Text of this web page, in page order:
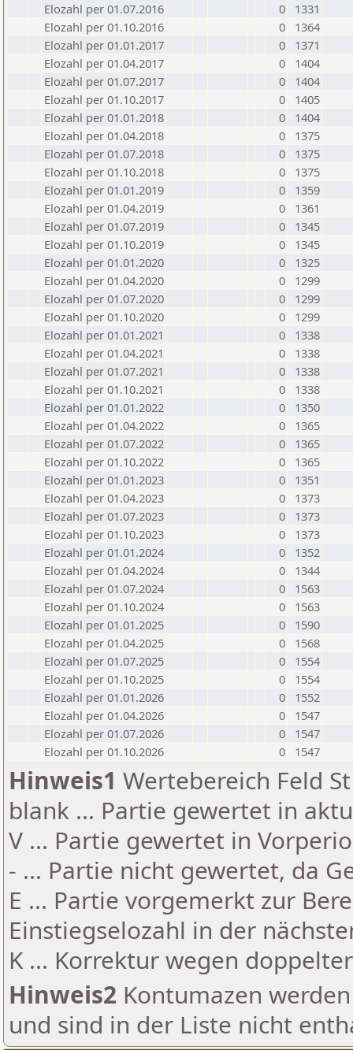
Elozahl per 01.07.2016
0
1331
Elozahl per 01.10.2016
0
1364
Elozahl per 01.01.2017
0
1371
Elozahl per 01.04.2017
0
1404
Elozahl per 01.07.2017
0
1404
Elozahl per 01.10.2017
0
1405
Elozahl per 01.01.2018
0
1404
Elozahl per 01.04.2018
0
1375
Elozahl per 01.07.2018
0
1375
Elozahl per 01.10.2018
0
1375
Elozahl per 01.01.2019
0
1359
Elozahl per 01.04.2019
0
1361
Elozahl per 01.07.2019
0
1345
Elozahl per 01.10.2019
0
1345
Elozahl per 01.01.2020
0
1325
Elozahl per 01.04.2020
0
1299
Elozahl per 01.07.2020
0
1299
Elozahl per 01.10.2020
0
1299
Elozahl per 01.01.2021
0
1338
Elozahl per 01.04.2021
0
1338
Elozahl per 01.07.2021
0
1338
Elozahl per 01.10.2021
0
1338
Elozahl per 01.01.2022
0
1350
Elozahl per 01.04.2022
0
1365
Elozahl per 01.07.2022
0
1365
Elozahl per 01.10.2022
0
1365
Elozahl per 01.01.2023
0
1351
Elozahl per 01.04.2023
0
1373
Elozahl per 01.07.2023
0
1373
Elozahl per 01.10.2023
0
1373
Elozahl per 01.01.2024
0
1352
Elozahl per 01.04.2024
0
1344
Elozahl per 01.07.2024
0
1563
Elozahl per 01.10.2024
0
1563
Elozahl per 01.01.2025
0
1590
Elozahl per 01.04.2025
0
1568
Elozahl per 01.07.2025
0
1554
Elozahl per 01.10.2025
0
1554
Elozahl per 01.01.2026
0
1552
Elozahl per 01.04.2026
0
1547
Elozahl per 01.07.2026
0
1547
Elozahl per 01.10.2026
0 1547
Hinweis1 Wertebereich Feld
blank ... Partie gewertet in
V ... Partie gewertet in
- ... Partie nicht gewertet, da
E ... Partie vorgemerkt zur
Einstiegselozahl in der
K ... Korrektur wegen
Hinweis2 Kontumazen
und sind in der Liste nicht